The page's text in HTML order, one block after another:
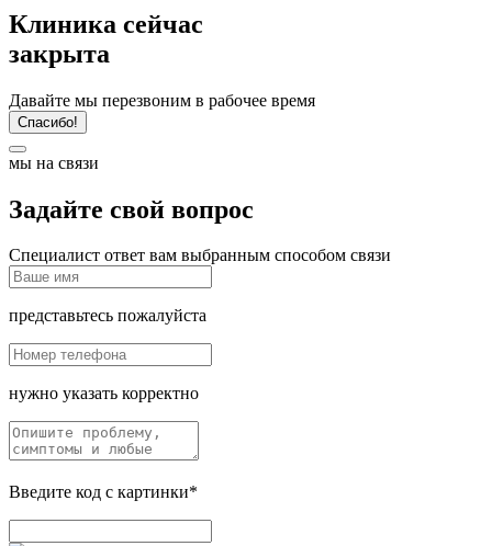
Клиника сейчас
закрыта
Давайте мы перезвоним в рабочее время
Спасибо!
мы на связи
Задайте свой вопрос
Специалист ответ вам выбранным способом связи
представьтесь пожалуйста
нужно указать корректно
Введите код с картинки*